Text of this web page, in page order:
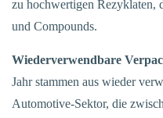
zu hochwertigen Rezyklaten,
und Compounds.
Wiederverwendbare
Jahr stammen aus wieder
Automotive-Sektor, die